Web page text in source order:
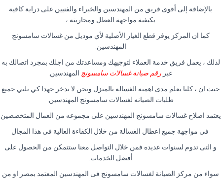
بالإضافة إلى أقوى فريق من المهندسين والخبراء والفنيين على دراية كافية
بكيفية مواجهة العطل ومحاربته ،
كما ان المركز يوفر قطع الغيار الأصلية لأي موديل من غسالات سامسونج
المهندسين.
لذلك ، يعمل فريق خدمة العملاء لتوجيهك ومساعدتك من اجلك بمجرد اتصالك به
عبر رقم صيانة غسالات سامسونج المهندسين.
حيث ان ، كلنا يعلم مدى اهمية الغسالة بالمنزل ونحن لا ندخر جهدا كي نلبي جميع
طلبات الصيانه لغسالات سامسونج المهندسين.
يعتمد اصلاح غسالات سامسونج المهندسين على مجموعه من العمال المتخصصين
فى مواجهة جميع اعطال الغسالة من خلال الكفاءة العالية فى هذا المجال
و التى تدوم لسنوات عديده فمن خلال التواصل معنا ستتمكن من الحصول على
أفضل الخدمات.
سواء من مركز الصيانة لغسالات سامسونج فى المهندسين المعتمد بمصر او من